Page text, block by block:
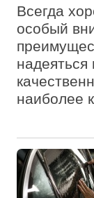
Всегда
особый
надеяться
наиболее